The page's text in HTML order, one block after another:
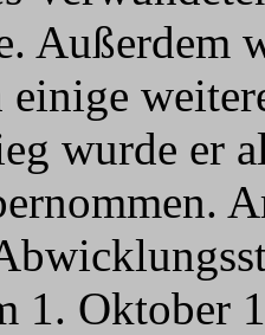
Außerdem
einige
wurde er
1. Oktober